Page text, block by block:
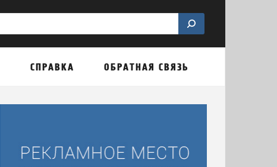
СПРАВКА ОБРАТНАЯ СВЯЗЬ